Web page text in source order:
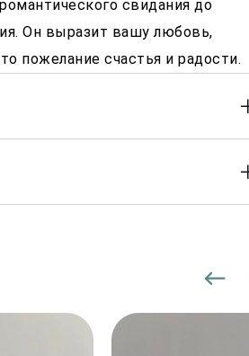
свидания до
Он выразит вашу любовь,
пожелание счастья и радости.
23:00 часов. Оперативность